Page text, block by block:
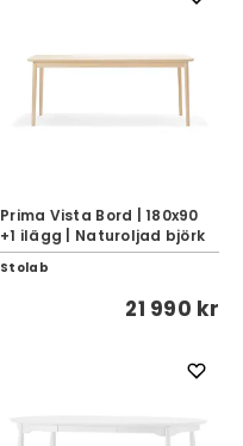
Prima Vista Bord | 180x90
+1 ilägg | Naturoljad björk
Stolab
21 990 kr